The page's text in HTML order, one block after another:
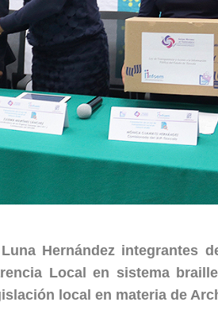
Hernández integrantes
Local en sistema
local en materia de